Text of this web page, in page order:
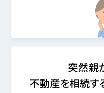
突然親
不動産を相続す